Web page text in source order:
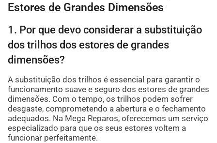
Estores de Grandes Dimensões
1. Por que devo considerar a substituição
dos trilhos dos estores de grandes
dimensões?
A substituição dos trilhos é essencial para garantir o
funcionamento suave e seguro dos estores de grandes
dimensões. Com o tempo, os trilhos podem sofrer
desgaste, comprometendo a abertura e o fechamento
adequados. Na Mega Reparos, oferecemos um serviço
especializado para que os seus estores voltem a
funcionar perfeitamente.